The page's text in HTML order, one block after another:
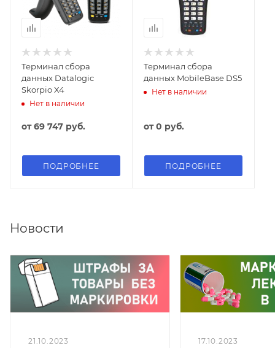
Терминал сбора
данных Datalogic
Skorpio X4
Нет в наличии
от69 747 руб.
ПОДРОБНЕЕ
Терминал сбора
данных MobileBase DS5
Нет в наличии
от0 руб.
ПОДРОБНЕЕ
Новости
21.10.2023 17.10.2023